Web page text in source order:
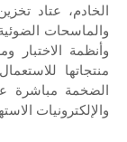
الخادم، عتاد
والماسحات
وأنظمة
منتجاتها
الضخمة مباشرة
والإلكترونيات